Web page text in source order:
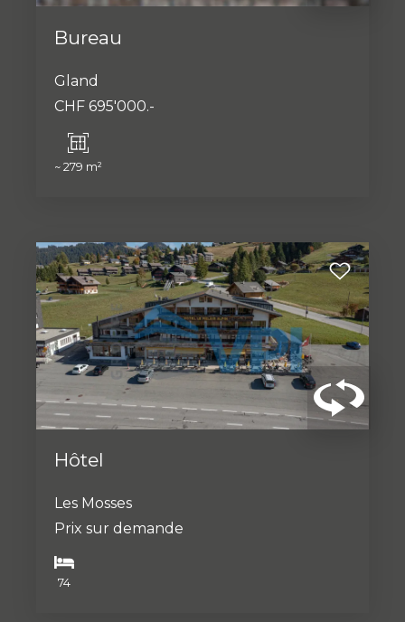
Bureau
Gland
CHF 695'000.-
~ 279 m²
Hôtel
Les Mosses
Prix sur demande
74